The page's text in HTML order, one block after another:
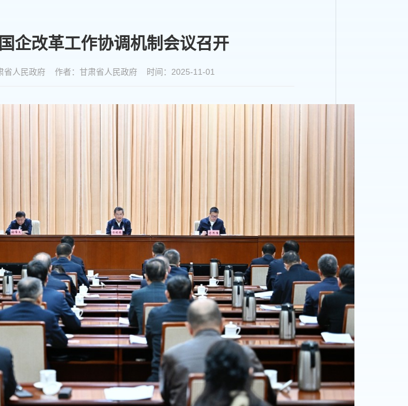
企改革工作协调机制会议召开
省人民政府 作者：甘肃省人民政府 时间：2025-11-01